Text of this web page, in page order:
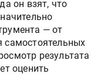
он взят, что
— от
самостоятельных
результата
оценить